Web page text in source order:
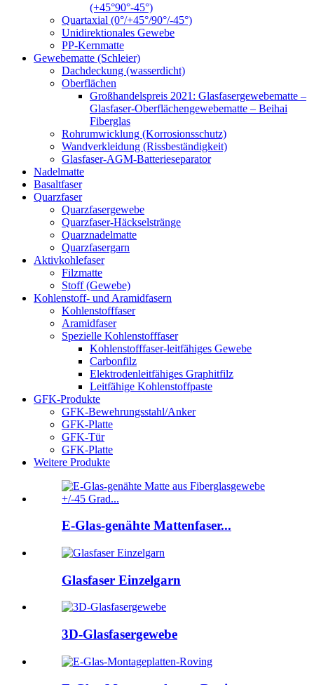
(+45°90°-45°)
Quartaxial (0°/+45°/90°/-45°)
Unidirektionales Gewebe
PP-Kernmatte
Gewebematte (Schleier)
Dachdeckung (wasserdicht)
Oberflächen
Großhandelspreis 2021: Glasfasergewebematte –
Glasfaser-Oberflächengewebematte – Beihai
Fiberglas
Rohrumwicklung (Korrosionsschutz)
Wandverkleidung (Rissbeständigkeit)
Glasfaser-AGM-Batterieseparator
Nadelmatte
Basaltfaser
Quarzfaser
Quarzfasergewebe
Quarzfaser-Häckselstränge
Quarznadelmatte
Quarzfasergarn
Aktivkohlefaser
Filzmatte
Stoff (Gewebe)
Kohlenstoff- und Aramidfasern
Kohlenstofffaser
Aramidfaser
Spezielle Kohlenstofffaser
Kohlenstofffaser-leitfähiges Gewebe
Carbonfilz
Elektrodenleitfähiges Graphitfilz
Leitfähige Kohlenstoffpaste
GFK-Produkte
GFK-Bewehrungsstahl/Anker
GFK-Platte
GFK-Tür
GFK-Platte
Weitere Produkte
E-Glas-genähte Mattenfaser...
Glasfaser Einzelgarn
3D-Glasfasergewebe